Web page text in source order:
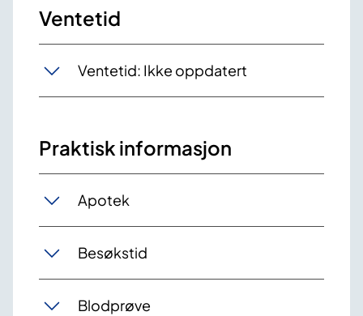
Ventetid
Ventetid: Ikke oppdatert
Praktisk informasjon
Apotek
Besøkstid
Blodprøve